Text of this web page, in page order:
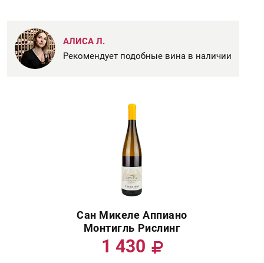
АЛИСА Л.
Рекомендует подобные вина в наличии
Сан Микеле Аппиано
Монтигль Рислинг
1 430